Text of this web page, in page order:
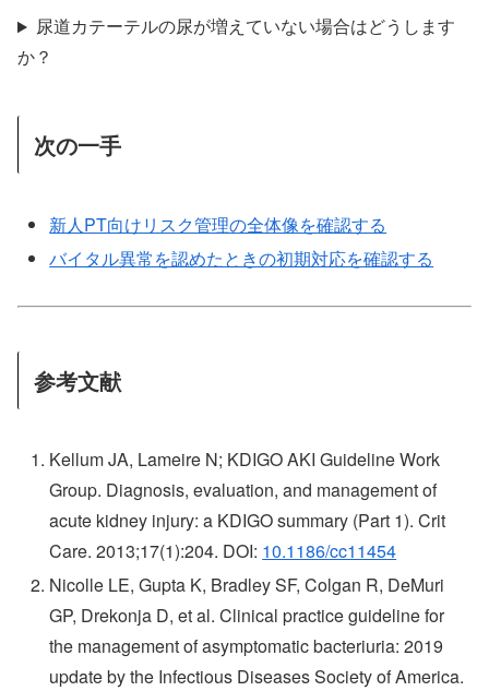
尿道カテーテルの尿が増えていない場合はどうします
か？
次の一手
新人PT向けリスク管理の全体像を確認する
バイタル異常を認めたときの初期対応を確認する
参考文献
Kellum JA, Lameire N; KDIGO AKI Guideline Work
Group. Diagnosis, evaluation, and management of
acute kidney injury: a KDIGO summary (Part 1). Crit
Care. 2013;17(1):204. DOI: 10.1186/cc11454
Nicolle LE, Gupta K, Bradley SF, Colgan R, DeMuri
GP, Drekonja D, et al. Clinical practice guideline for
the management of asymptomatic bacteriuria: 2019
update by the Infectious Diseases Society of America.